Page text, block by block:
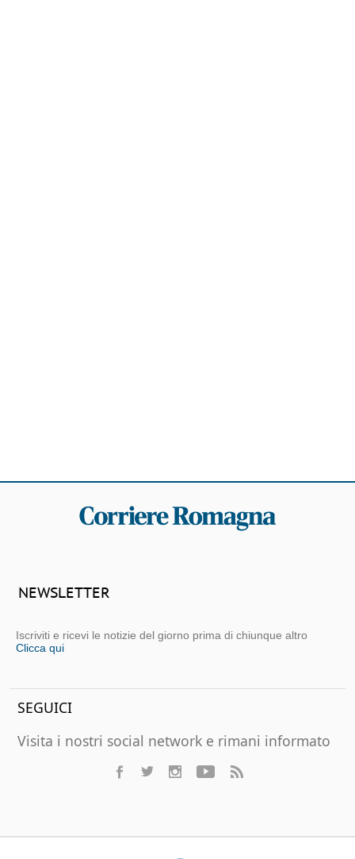
NEWSLETTER
Iscriviti e ricevi le notizie del giorno prima di chiunque altro
Clicca qui
SEGUICI
Visita i nostri social network e rimani informato